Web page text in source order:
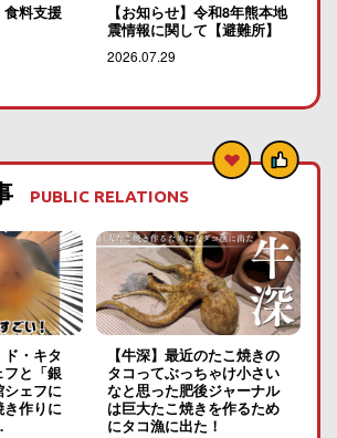
食料支援
【お知らせ】令和8年熊本地
震情報に関して【避難所】
2026.07.29
PUBLIC RELATIONS
・キタ
フと「銀
シェフに
き作りに
【牛深】最近のたこ焼きの
タコってぶっちゃけ小さい
なと思った肥後ジャーナル
は巨大たこ焼きを作るため
にタコ漁に出た！